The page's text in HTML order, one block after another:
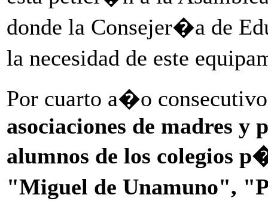
donde la Consejer�a de
la necesidad de este
Por cuarto a�o
asociaciones de madres y
alumnos de los colegios
"Miguel de Unamuno",